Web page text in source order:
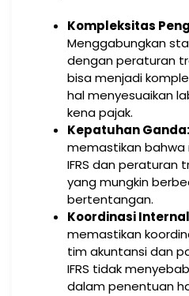
Kompleksitas
Menggabungkan
dengan peraturan
bisa menjadi
hal menyesuaikan
kena pajak.
Kepatuhan Ganda:
memastikan
IFRS dan peraturan
yang mungkin
bertentangan.
Koordinasi
memastikan
tim akuntansi dan
IFRS tidak
dalam penentuan